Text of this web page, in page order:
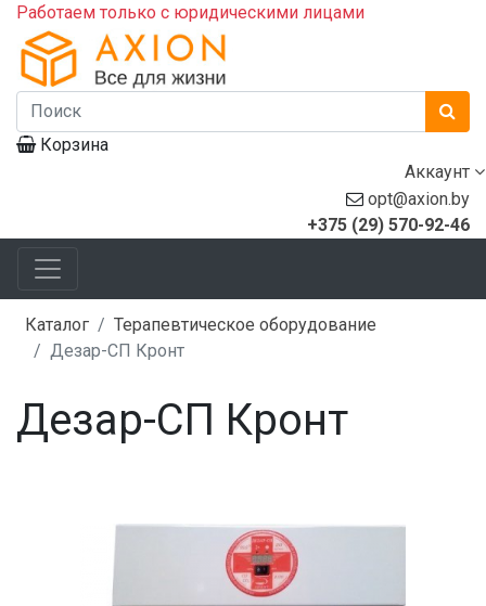
Работаем только с юридическими лицами
Корзина
Аккаунт
opt@axion.by
+375 (29) 570-92-46
Каталог
Терапевтическое оборудование
Дезар-СП Кронт
Дезар-СП Кронт